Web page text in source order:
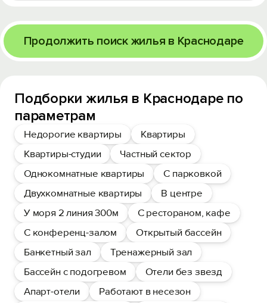
Продолжить поиск жилья в Краснодаре
Подборки жилья в Краснодаре по
параметрам
Недорогие квартиры
Квартиры
Квартиры-студии
Частный сектор
Однокомнатные квартиры
С парковкой
Двухкомнатные квартиры
В центре
У моря 2 линия 300м
С рестораном, кафе
С конференц-залом
Открытый бассейн
Банкетный зал
Тренажерный зал
Бассейн с подогревом
Отели без звезд
Апарт-отели
Работают в несезон